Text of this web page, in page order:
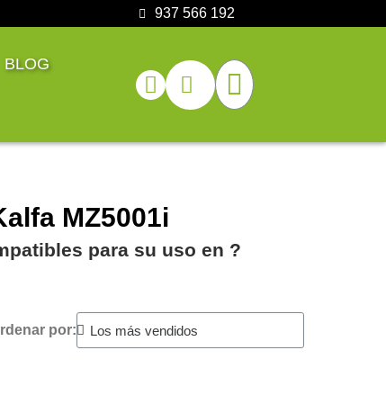
937 566 192
BLOG
MZ5001i
para su uso en ?️
por: